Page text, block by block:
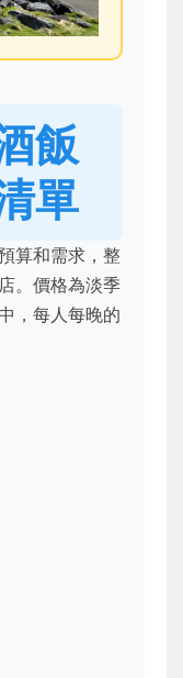
飯
單
算和需求，整
。價格為淡季
，每人每晚的